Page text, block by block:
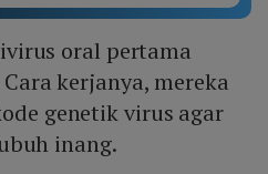
oral pertama
kerjanya, mereka
genetik virus agar
inang.